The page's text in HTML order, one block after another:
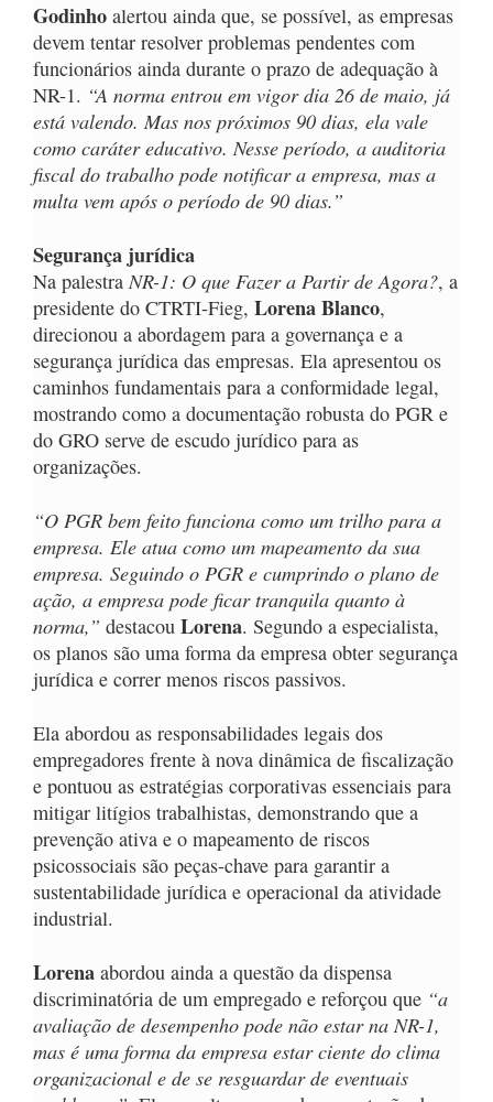
Godinho alertou ainda que, se possível, as empresas
devem tentar resolver problemas pendentes com
funcionários ainda durante o prazo de adequação à
NR-1. “A norma entrou em vigor dia 26 de maio, já
está valendo. Mas nos próximos 90 dias, ela vale
como caráter educativo. Nesse período, a auditoria
fiscal do trabalho pode notificar a empresa, mas a
multa vem após o período de 90 dias.”
Segurança jurídica
Na palestraNR-1: O que Fazer a Partir de Agora?, a
presidente do CTRTI-Fieg, Lorena Blanco,
direcionou a abordagem para a governança e a
segurança jurídica das empresas. Ela apresentou os
caminhos fundamentais para a conformidade legal,
mostrando como a documentação robusta do PGR e
do GRO serve de escudo jurídico para as
organizações.
“O PGR bem feito funciona como um trilho para a
empresa. Ele atua como um mapeamento da sua
empresa. Seguindo o PGR e cumprindo o plano de
ação, a empresa pode ficar tranquila quanto à
norma,” destacou Lorena. Segundo a especialista,
os planos são uma forma da empresa obter segurança
jurídica e correr menos riscos passivos.
Ela abordou as responsabilidades legais dos
empregadores frente à nova dinâmica de fiscalização
e pontuou as estratégias corporativas essenciais para
mitigar litígios trabalhistas, demonstrando que a
prevenção ativa e o mapeamento de riscos
psicossociais são peças-chave para garantir a
sustentabilidade jurídica e operacional da atividade
industrial.
Lorena abordou ainda a questão da dispensa
discriminatória de um empregado e reforçou que “a
avaliação de desempenho pode não estar na NR-1,
mas é uma forma da empresa estar ciente do clima
organizacional e de se resguardar de eventuais